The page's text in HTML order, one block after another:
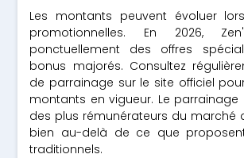
Les montants peuvent évoluer
promotionnelles. En 2026,
ponctuellement des offres
bonus majorés. Consultez
de parrainage sur le site officiel
montants en vigueur. Le parrainage
des plus rémunérateurs du marché
bien au-delà de ce que
traditionnels.